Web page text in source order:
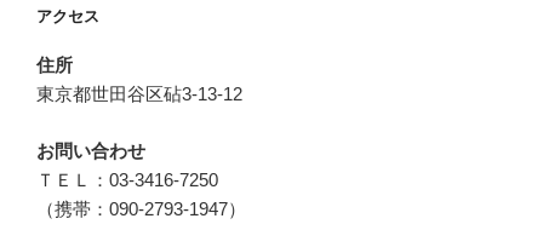
アクセス
住所
東京都世田谷区砧3-13-12
お問い合わせ
ＴＥＬ：03-3416-7250
（携帯：090-2793-1947）